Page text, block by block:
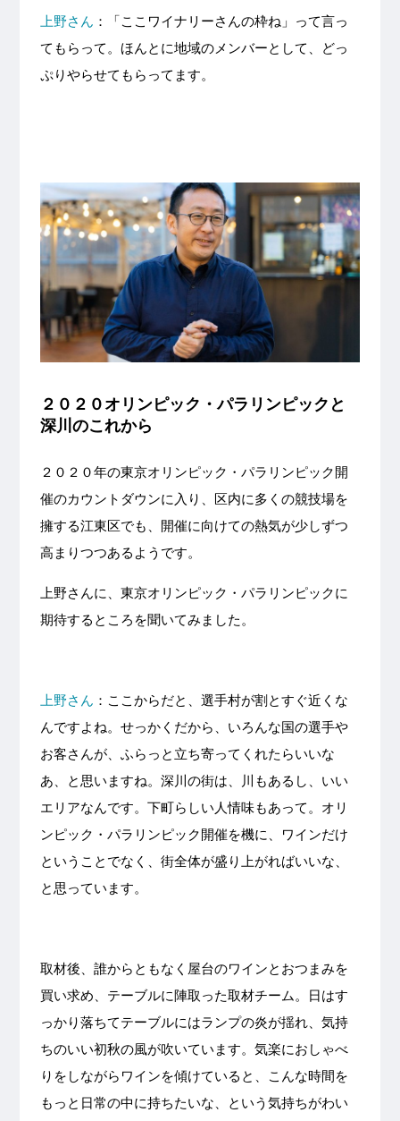
上野さん ：「ここワイナリーさんの枠ね」って言っ
てもらって。ほんとに地域のメンバーとして、どっ
ぷりやらせてもらってます。
２０２０オリンピック・パラリンピックと
深川のこれから
２０２０年の東京オリンピック・パラリンピック開
催のカウントダウンに入り、区内に多くの競技場を
擁する江東区でも、開催に向けての熱気が少しずつ
高まりつつあるようです。
上野さんに、東京オリンピック・パラリンピックに
期待するところを聞いてみました。
上野さん ：ここからだと、選手村が割とすぐ近くな
んですよね。せっかくだから、いろんな国の選手や
お客さんが、ふらっと立ち寄ってくれたらいいな
あ、と思いますね。深川の街は、川もあるし、いい
エリアなんです。下町らしい人情味もあって。オリ
ンピック・パラリンピック開催を機に、ワインだけ
ということでなく、街全体が盛り上がればいいな、
と思っています。
取材後、誰からともなく屋台のワインとおつまみを
買い求め、テーブルに陣取った取材チーム。日はす
っかり落ちてテーブルにはランプの炎が揺れ、気持
ちのいい初秋の風が吹いています。気楽におしゃべ
りをしながらワインを傾けていると、こんな時間を
もっと日常の中に持ちたいな、という気持ちがわい